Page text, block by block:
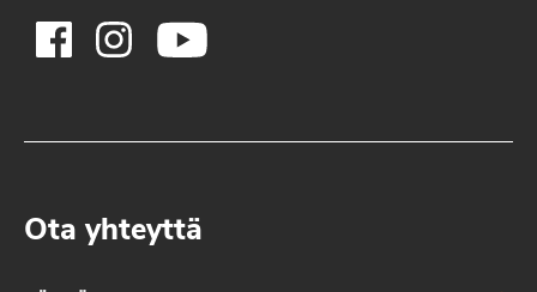
Ota yhteyttä